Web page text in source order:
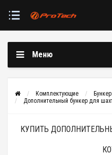
Меню
Комплектующие
Дополнительный бункер для
КУПИТЬ